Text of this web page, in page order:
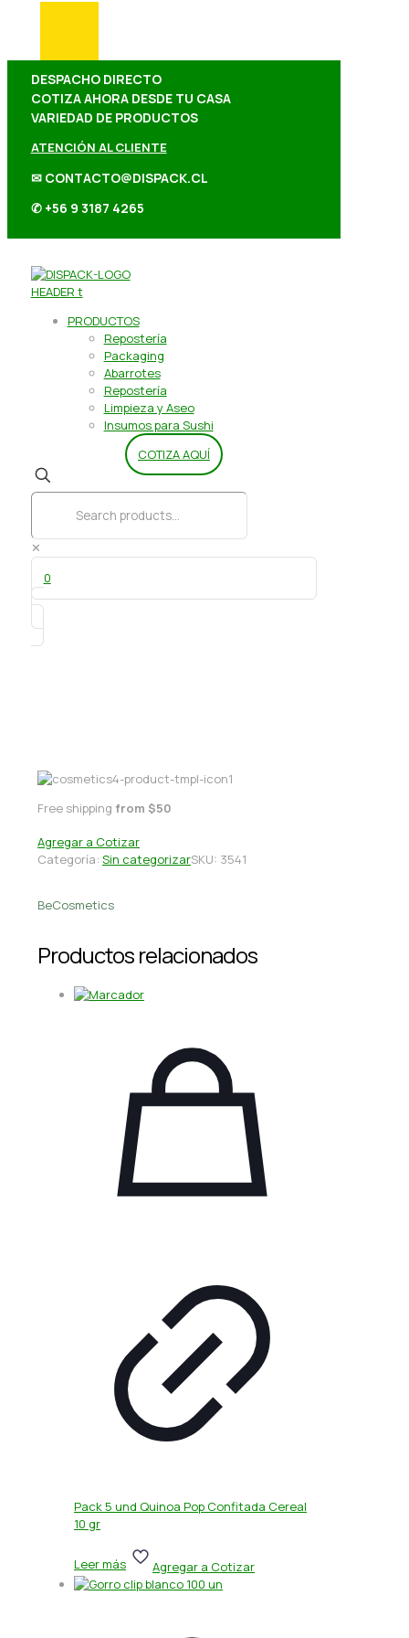
DESPACHO DIRECTO
COTIZA AHORA DESDE TU CASA
VARIEDAD DE PRODUCTOS
ATENCIÓN AL CLIENTE
✉ CONTACTO@DISPACK.CL
✆ +56 9 3187 4265
PRODUCTOS
Repostería
Packaging
Abarrotes
Repostería
Limpieza y Aseo
Insumos para Sushi
COTIZA AQUÍ
✕
0
Free shipping from $50
Agregar a Cotizar
Categoría: Sin categorizarSKU: 3541
BeCosmetics
Productos relacionados
Pack 5 und Quinoa Pop Confitada Cereal
10 gr
Leer más Agregar a Cotizar